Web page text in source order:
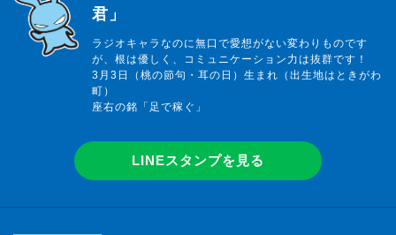
君」
ラジオキャラなのに無口で愛想がない変わりものです
が、根は優しく、コミュニケーション力は抜群です！
3月3日（桃の節句・耳の日）生まれ（出生地はときがわ
町）
座右の銘「足で稼ぐ」
LINEスタンプを見る